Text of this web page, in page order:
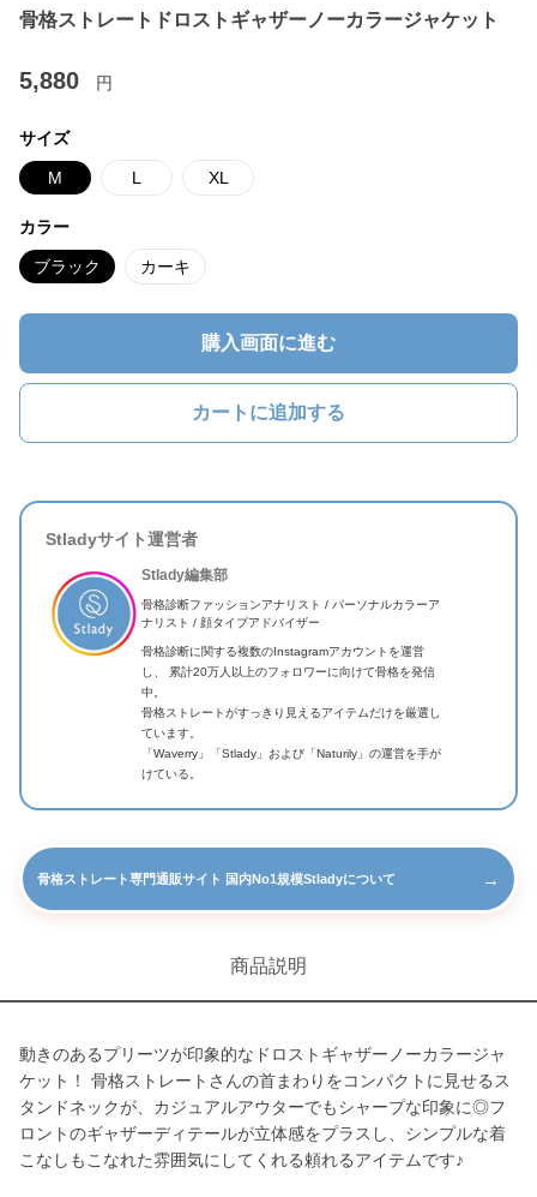
骨格ストレートドロストギャザーノーカラージャケット
5,880 円
サイズ
M L XL
カラー
ブラック カーキ
購入画面に進む
カートに追加する
Stladyサイト運営者
Stlady編集部
骨格診断ファッションアナリスト / パーソナルカラーア
ナリスト / 顔タイプアドバイザー
骨格診断に関する複数のInstagramアカウントを運営
し、 累計20万人以上のフォロワーに向けて骨格を発信
中。
骨格ストレートがすっきり見えるアイテムだけを厳選し
ています。
「Waverry」「Stlady」および「Naturily」の運営を手が
けている。
骨格ストレート専門通販サイト 国内No1規模Stladyについて →
商品説明
動きのあるプリーツが印象的なドロストギャザーノーカラージャ
ケット！ 骨格ストレートさんの首まわりをコンパクトに見せるス
タンドネックが、カジュアルアウターでもシャープな印象に◎フ
ロントのギャザーディテールが立体感をプラスし、シンプルな着
こなしもこなれた雰囲気にしてくれる頼れるアイテムです♪